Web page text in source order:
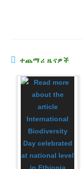
ተጨማሪ ዜናዎች